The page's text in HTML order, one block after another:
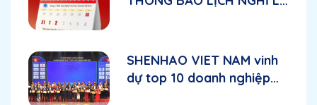
SHENHAO VIET NAM vinh
dự top 10 doanh nghiệp